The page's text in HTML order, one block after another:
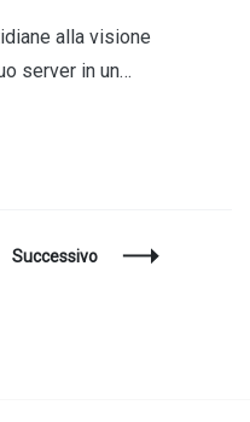
alla visione
server in un…
Successivo